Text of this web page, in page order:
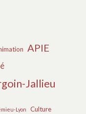
APIE
Jallieu
Lyon Culture